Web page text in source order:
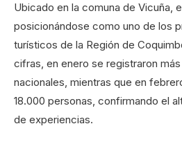
Ubicado en la comuna de Vicuña,
posicionándose como uno de los
turísticos de la Región de
cifras, en enero se registraron
nacionales, mientras que en
18.000 personas, confirmando el
de experiencias.